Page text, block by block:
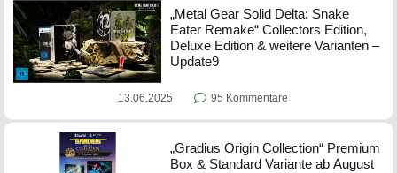
„Metal Gear Solid Delta: Snake
Eater Remake“ Collectors Edition,
Deluxe Edition & weitere Varianten –
Update9
13.06.2025 95 Kommentare
„Gradius Origin Collection“ Premium
Box & Standard Variante ab August